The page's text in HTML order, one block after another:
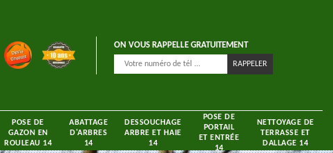
ON VOUS RAPPELLE GRATUITEMENT
POSE DE
GAZON EN
ROULEAU 14
ABATTAGE
D'ARBRES
14
DESSOUCHAGE
ARBRE ET HAIE
14
POSE DE
PORTAIL
ET ENTRÉE
14
NETTOYAGE DE
TERRASSE ET
DALLAGE 14